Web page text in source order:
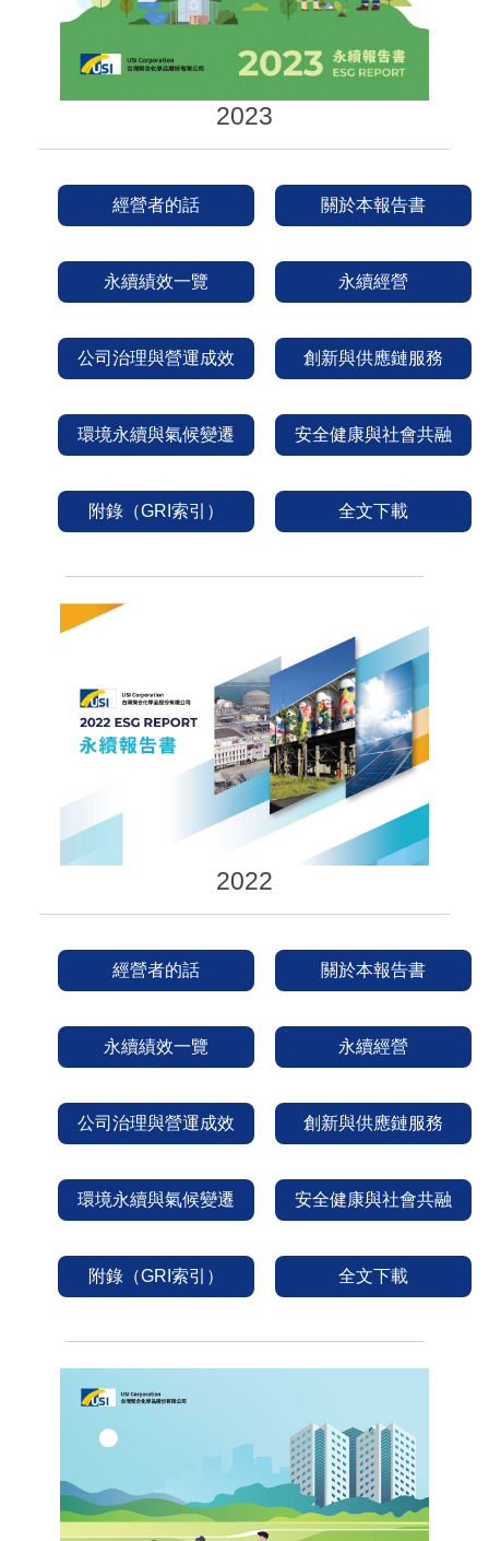
2023
經營者的話 關於本報告書
永續績效一覽 永續經營
公司治理與營運成效 創新與供應鏈服務
環境永續與氣候變遷 安全健康與社會共融
附錄（GRI索引） 全文下載
2022
經營者的話 關於本報告書
永續績效一覽 永續經營
公司治理與營運成效 創新與供應鏈服務
環境永續與氣候變遷 安全健康與社會共融
附錄（GRI索引） 全文下載